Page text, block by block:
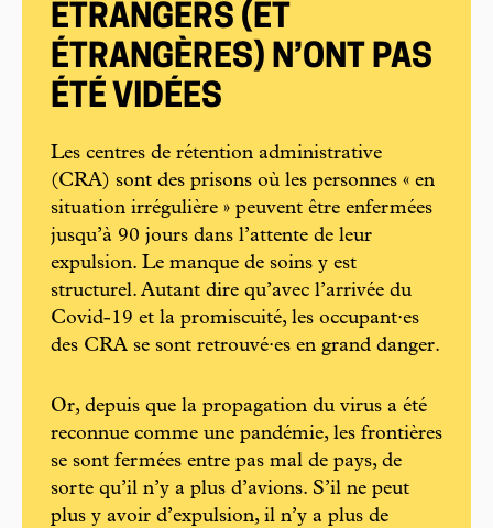
ÉTRANGERS (ET
ÉTRANGÈRES) N’ONT PAS
ÉTÉ VIDÉES
Les centres de rétention administrative
(CRA) sont des prisons où les personnes « en
situation irrégulière » peuvent être enfermées
jusqu’à 90 jours dans l’attente de leur
expulsion. Le manque de soins y est
structurel. Autant dire qu’avec l’arrivée du
Covid-19 et la promiscuité, les occupant·es
des CRA se sont retrouvé·es en grand danger.
Or, depuis que la propagation du virus a été
reconnue comme une pandémie, les frontières
se sont fermées entre pas mal de pays, de
sorte qu’il n’y a plus d’avions. S’il ne peut
plus y avoir d’expulsion, il n’y a plus de